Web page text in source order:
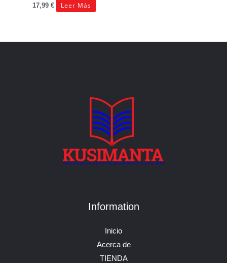
17,99 € Leer Más
Information
Inicio
Acerca de
TIENDA